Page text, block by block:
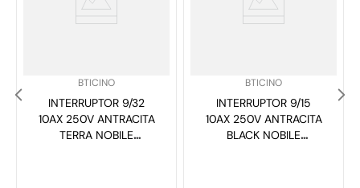
BTICINO
INTERRUPTOR 9/32
10AX 250V ANTRACITA
TERRA NOBILE
BTICINO
INTERRUPTOR 9/15
10AX 250V ANTRACITA
BLACK NOBILE